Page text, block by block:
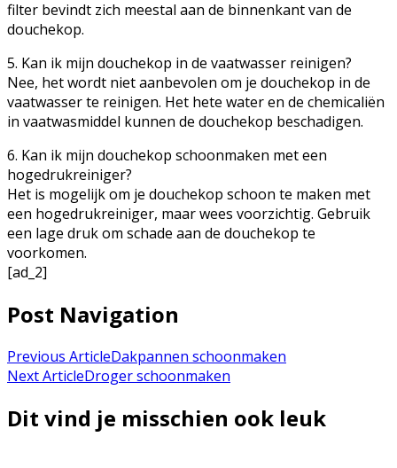
filter bevindt zich meestal aan de binnenkant van de
douchekop.
5. Kan ik mijn douchekop in de vaatwasser reinigen?
Nee, het wordt niet aanbevolen om je douchekop in de
vaatwasser te reinigen. Het hete water en de chemicaliën
in vaatwasmiddel kunnen de douchekop beschadigen.
6. Kan ik mijn douchekop schoonmaken met een
hogedrukreiniger?
Het is mogelijk om je douchekop schoon te maken met
een hogedrukreiniger, maar wees voorzichtig. Gebruik
een lage druk om schade aan de douchekop te
voorkomen.
[ad_2]
Post Navigation
Previous ArticleDakpannen schoonmaken
Next ArticleDroger schoonmaken
Dit vind je misschien ook leuk